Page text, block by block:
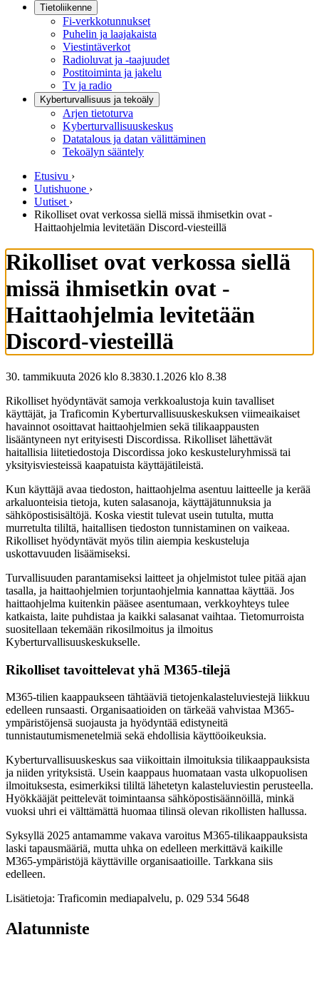
Tietoliikenne
Fi-verkkotunnukset
Puhelin ja laajakaista
Viestintäverkot
Radioluvat ja -taajuudet
Postitoiminta ja jakelu
Tv ja radio
Kyberturvallisuus ja tekoäly
Arjen tietoturva
Kyberturvallisuuskeskus
Datatalous ja datan välittäminen
Tekoälyn sääntely
Etusivu ›
Uutishuone ›
Uutiset ›
Rikolliset ovat verkossa siellä missä ihmisetkin ovat -
Haittaohjelmia levitetään Discord-viesteillä
Rikolliset ovat verkossa siellä
missä ihmisetkin ovat -
Haittaohjelmia levitetään
Discord-viesteillä
30. tammikuuta 2026 klo 8.3830.1.2026 klo 8.38
Rikolliset hyödyntävät samoja verkkoalustoja kuin tavalliset
käyttäjät, ja Traficomin Kyberturvallisuuskeskuksen viimeaikaiset
havainnot osoittavat haittaohjelmien sekä tilikaappausten
lisääntyneen nyt erityisesti Discordissa. Rikolliset lähettävät
haitallisia liitetiedostoja Discordissa joko keskusteluryhmissä tai
yksityisviesteissä kaapatuista käyttäjätileistä.
Kun käyttäjä avaa tiedoston, haittaohjelma asentuu laitteelle ja kerää
arkaluonteisia tietoja, kuten salasanoja, käyttäjätunnuksia ja
sähköpostisisältöjä. Koska viestit tulevat usein tutulta, mutta
murretulta tililtä, haitallisen tiedoston tunnistaminen on vaikeaa.
Rikolliset hyödyntävät myös tilin aiempia keskusteluja
uskottavuuden lisäämiseksi.
Turvallisuuden parantamiseksi laitteet ja ohjelmistot tulee pitää ajan
tasalla, ja haittaohjelmien torjuntaohjelmia kannattaa käyttää. Jos
haittaohjelma kuitenkin pääsee asentumaan, verkkoyhteys tulee
katkaista, laite puhdistaa ja kaikki salasanat vaihtaa. Tietomurroista
suositellaan tekemään rikosilmoitus ja ilmoitus
Kyberturvallisuuskeskukselle.
Rikolliset tavoittelevat yhä M365-tilejä
M365-tilien kaappaukseen tähtääviä tietojenkalasteluviestejä liikkuu
edelleen runsaasti. Organisaatioiden on tärkeää vahvistaa M365-
ympäristöjensä suojausta ja hyödyntää edistyneitä
tunnistautumismenetelmiä sekä ehdollisia käyttöoikeuksia.
Kyberturvallisuuskeskus saa viikoittain ilmoituksia tilikaappauksista
ja niiden yrityksistä. Usein kaappaus huomataan vasta ulkopuolisen
ilmoituksesta, esimerkiksi tililtä lähetetyn kalasteluviestin perusteella.
Hyökkääjät peittelevät toimintaansa sähköpostisäännöillä, minkä
vuoksi uhri ei välttämättä huomaa tilinsä olevan rikollisten hallussa.
Syksyllä 2025 antamamme vakava varoitus M365-tilikaappauksista
laski tapausmääriä, mutta uhka on edelleen merkittävä kaikille
M365-ympäristöjä käyttäville organisaatioille. Tarkkana siis
edelleen.
Lisätietoja: Traficomin mediapalvelu, p. 029 534 5648
Alatunniste